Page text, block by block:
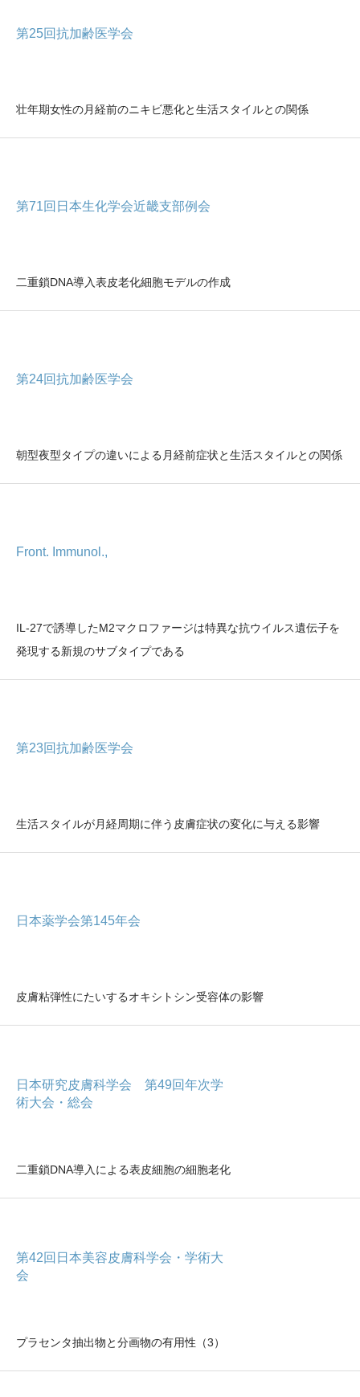
第25回抗加齢医学会
壮年期女性の月経前のニキビ悪化と生活スタイルとの関係
第71回日本生化学会近畿支部例会
二重鎖DNA導入表皮老化細胞モデルの作成
第24回抗加齢医学会
朝型夜型タイプの違いによる月経前症状と生活スタイルとの関係
Front. Immunol.,
IL-27で誘導したM2マクロファージは特異な抗ウイルス遺伝子を
発現する新規のサブタイプである
第23回抗加齢医学会
生活スタイルが月経周期に伴う皮膚症状の変化に与える影響
日本薬学会第145年会
皮膚粘弾性にたいするオキシトシン受容体の影響
日本研究皮膚科学会 第49回年次学
術大会・総会
二重鎖DNA導入による表皮細胞の細胞老化
第42回日本美容皮膚科学会・学術大
会
プラセンタ抽出物と分画物の有用性（3）